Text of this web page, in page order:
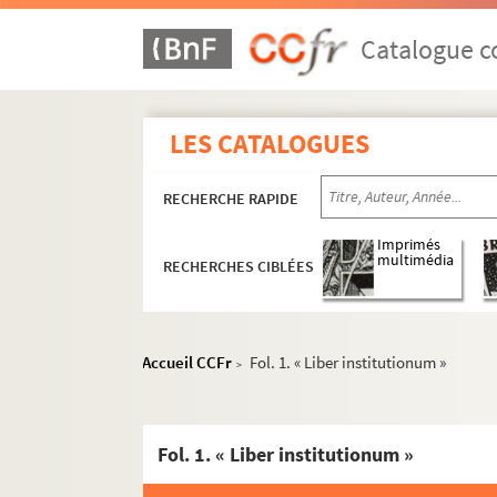
Catalogue
LES CATALOGUES
RECHERCHE RAPIDE
RECHERCHES CIBLÉES
Imprimés
multimédia
Accueil CCFr > Fol. 1. « Liber institutionum »
Fol. 1. « Liber institutionum »